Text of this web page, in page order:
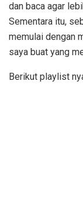
dan baca agar
Sementara itu,
memulai dengan
saya buat yang
Berikut playlist